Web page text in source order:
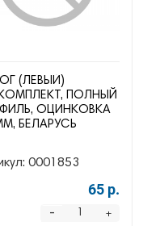
(ЛЕВЫЙ)
ПОЛНЫЙ
ОЦИНКОВКА
БЕЛАРУСЬ
0001853
65 р.
+
-